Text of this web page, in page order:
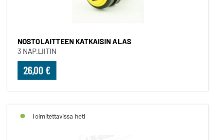
NOSTOLAITTEEN KATKAISIN ALAS
3 NAP.LIITIN
26,00 €
Toimitettavissa heti